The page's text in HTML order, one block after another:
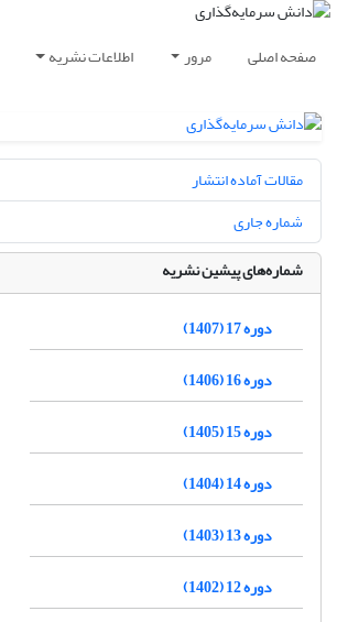
صفحه اصلی مرور اطلاعات نشریه
مقالات آماده انتشار
شماره جاری
شماره‌های پیشین نشریه
دوره 17 (1407)
دوره 16 (1406)
دوره 15 (1405)
دوره 14 (1404)
دوره 13 (1403)
دوره 12 (1402)